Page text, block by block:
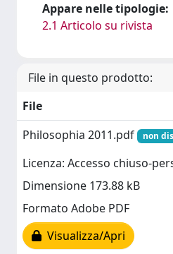
Appare nelle tipologie:
2.1 Articolo su rivista
File in questo prodotto:
File
Philosophia 2011.pdf
non
Licenza: Accesso chiuso-
Dimensione 173.88 kB
Formato Adobe PDF
Visualizza/Apri